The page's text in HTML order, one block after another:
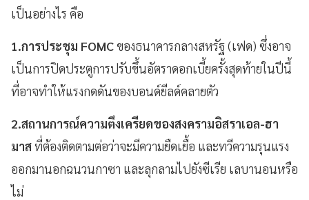
เป็นอย่างไร คือ
1.การประชุม FOMCของธนาคารกลางสหรัฐ (เฟด) ซึ่งอาจ
เป็นการปิดประตูการปรับขึ้นอัตราดอกเบี้ยครั้งสุดท้ายในปีนี้
ที่อาจทำให้แรงกดดันของบอนด์ยีลด์คลายตัว
2.สถานการณ์ความตึงเครียดของสงครามอิสราเอล-ฮา
มาสที่ต้องติดตามต่อว่าจะมีความยืดเยื้อ และทวีความรุนแรง
ออกมานอกฉนวนกาซา และลุกลามไปยังซีเรีย เลบานอนหรือ
ไม่